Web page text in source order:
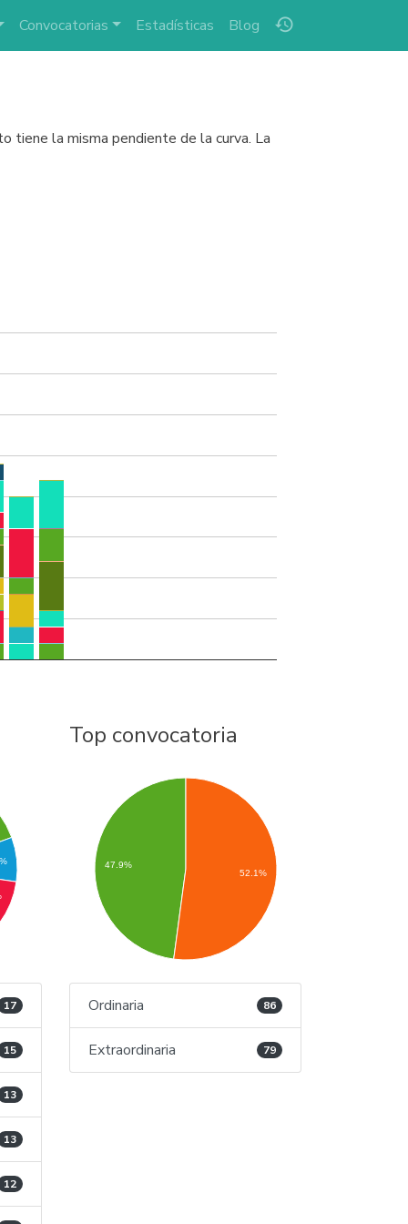
history
Convocatorias Estadísticas Blog
tiene la misma pendiente de la curva. La
17
15
13
13
12
Top convocatoria
47.9%
52.1%
Ordinaria 86
Extraordinaria 79